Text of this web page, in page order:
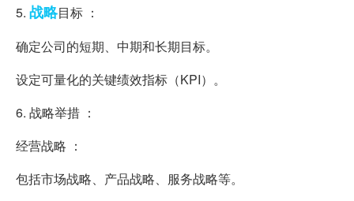
5. 战略目标 ：
确定公司的短期、中期和长期目标。
设定可量化的关键绩效指标（KPI）。
6. 战略举措 ：
经营战略 ：
包括市场战略、产品战略、服务战略等。